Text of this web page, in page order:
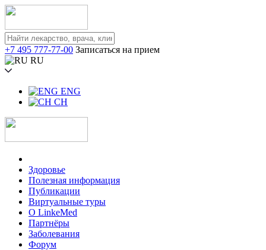
+7 495 777-77-00 Записаться на прием
RU
ENG
CH
Здоровье
Полезная информация
Публикации
Виртуальные туры
О LinkeMed
Партнёры
Заболевания
Форум